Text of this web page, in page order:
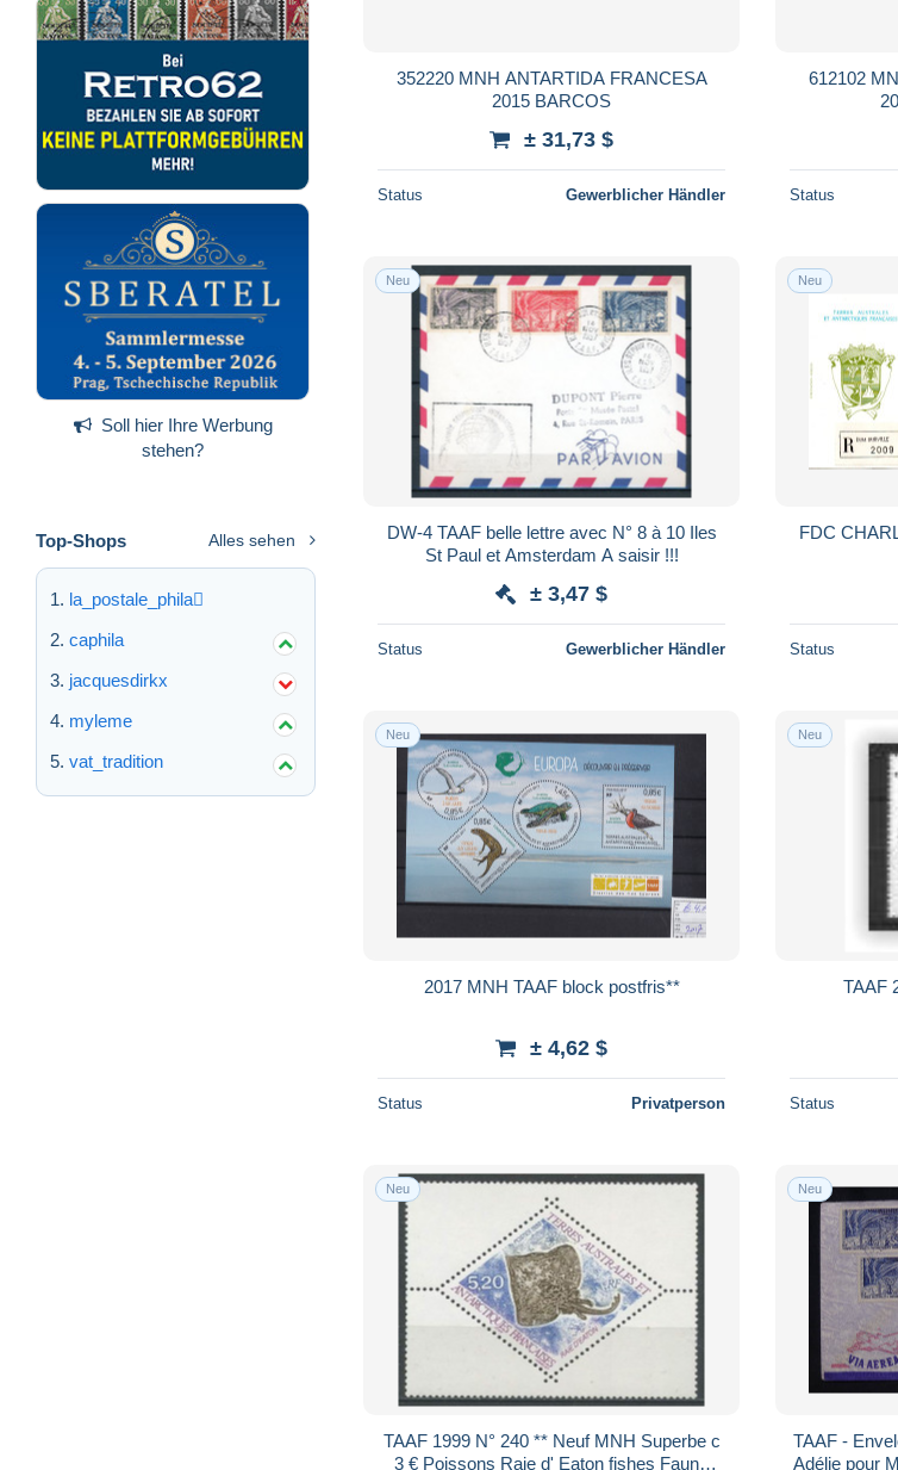
Soll hier Ihre Werbung
stehen?
Top-Shops Alles sehen
la_postale_phila
caphila
jacquesdirkx
myleme
vat_tradition
352220 MNH ANTARTIDA FRANCESA
2015 BARCOS
± 31,73 $
Status Gewerblicher Händler
612102
Status
Neu
DW-4 TAAF belle lettre avec N° 8 à 10 Iles
St Paul et Amsterdam A saisir !!!
± 3,47 $
Status Gewerblicher Händler
Neu
FDC
Status
Neu
2017 MNH TAAF block postfris**
± 4,62 $
Status Privatperson
Neu
TAAF
Status
Neu
TAAF 1999 N° 240 ** Neuf MNH Superbe c
3 € Poissons Raie d' Eaton fishes Faune
Neu
TAAF -
Adélie pour Montevideo / Uruguay en 1958 -